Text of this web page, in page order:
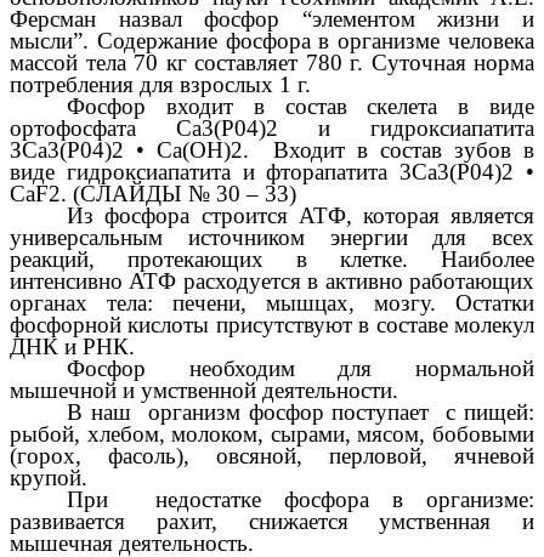
Ферсман назвал фосфор “элементом жизни и
мысли”. Содержание фосфора в организме человека
массой тела 70 кг составляет 780 г. Суточная норма
потребления для взрослых 1 г.
Фосфор входит в состав скелета в виде
ортофосфата Са3(Р04)2 и гидроксиапатита
ЗСа3(Р04)2 • Са(ОН)2. Входит в состав зубов в
виде гидроксиапатита и фторапатита 3Са3(Р04)2 •
CaF2. (СЛАЙДЫ № 30 – 33)
Из фосфора строится АТФ, которая является
универсальным источником энергии для всех
реакций, протекающих в клетке. Наиболее
интенсивно АТФ расходуется в активно работающих
органах тела: печени, мышцах, мозгу. Остатки
фосфорной кислоты присутствуют в составе молекул
ДНК и РНК.
Фосфор необходим для нормальной
мышечной и умственной деятельности.
В наш организм фосфор поступает с пищей:
рыбой, хлебом, молоком, сырами, мясом, бобовыми
(горох, фасоль), овсяной, перловой, ячневой
крупой.
При недостатке фосфора в организме:
развивается рахит, снижается умственная и
мышечная деятельность.